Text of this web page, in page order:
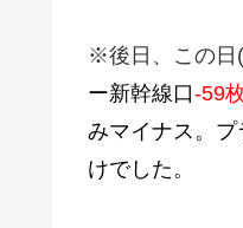
※後日、この日
ー新幹線口-59
みマイナス。
けでした。